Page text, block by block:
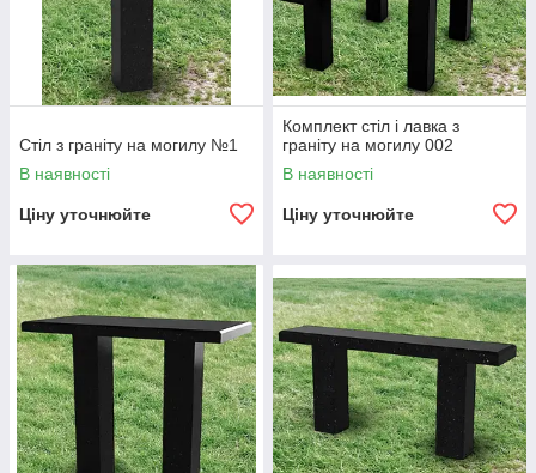
Гармонійно поєднуються з пам'ятниками, цоколями,
плиткою.
Стандартні розміри столів і лавок
Круглі — діаметр 50 см.
Прямокутні — 100×50 см.
Ніжки
Переріз: 10×10 см, 12×12 см, 15×15 см.
Висота для столів — 80 см.
Висота для лавок — 40 см.
Можливі прямі та фігурні варіанти виконання.
Сидіння лавки
Стіл з граніту на могилу №1
В наявності
Ціну уточнюйте
Комплект стіл і лавка з
граніту на могилу 002
В наявності
Ціну уточнюйте